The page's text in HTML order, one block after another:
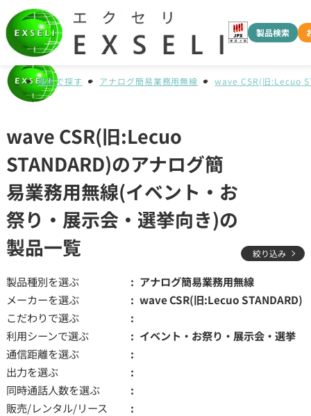
製品検索
種別で探す アナログ簡易業務用無線 wave CSR(旧:Lecuo
wave CSR(旧:Lecuo
STANDARD)のアナログ簡
易業務用無線(イベント・お
祭り・展示会・選挙向き)の
製品一覧
絞り込み
製品種別を選ぶ
アナログ簡易業務用無線
メーカーを選ぶ
wave CSR(旧:Lecuo STANDARD)
こだわりで選ぶ
利用シーンで選ぶ
イベント・お祭り・展示会・選挙
通信距離を選ぶ
出力を選ぶ
同時通話人数を選ぶ
販売/レンタル/リース